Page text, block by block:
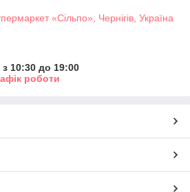
«Сільпо», Чернігів, Україна
10:30 до 19:00
роботи